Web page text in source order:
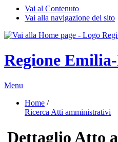
Vai al Contenuto
Vai alla navigazione del sito
Regione
Menu
Home /
Ricerca Atti amministrativi
Dettaglio Atto